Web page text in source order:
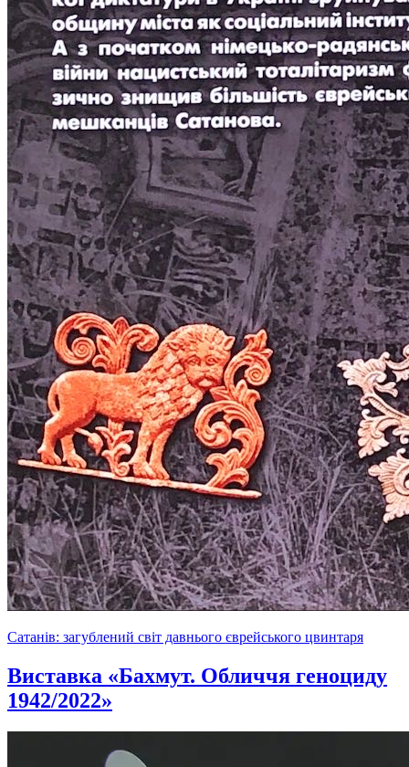
Сатанів: загублений світ давнього єврейського цвинтаря
Виставка «Бахмут. Обличчя геноциду
1942/2022»